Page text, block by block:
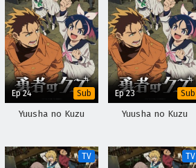
Ep 24 Sub
Yuusha no Kuzu
Ep 23 Sub
Yuusha no Kuzu
TV TV